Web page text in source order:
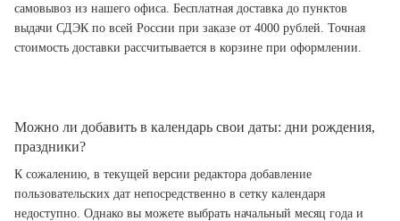
самовывоз из нашего офиса. Бесплатная доставка до пунктов
выдачи СДЭК по всей России при заказе от 4000 рублей. Точная
стоимость доставки рассчитывается в корзине при оформлении.
Можно ли добавить в календарь свои даты: дни рождения,
праздники?
К сожалению, в текущей версии редактора добавление
пользовательских дат непосредственно в сетку календаря
недоступно. Однако вы можете выбрать начальный месяц года и